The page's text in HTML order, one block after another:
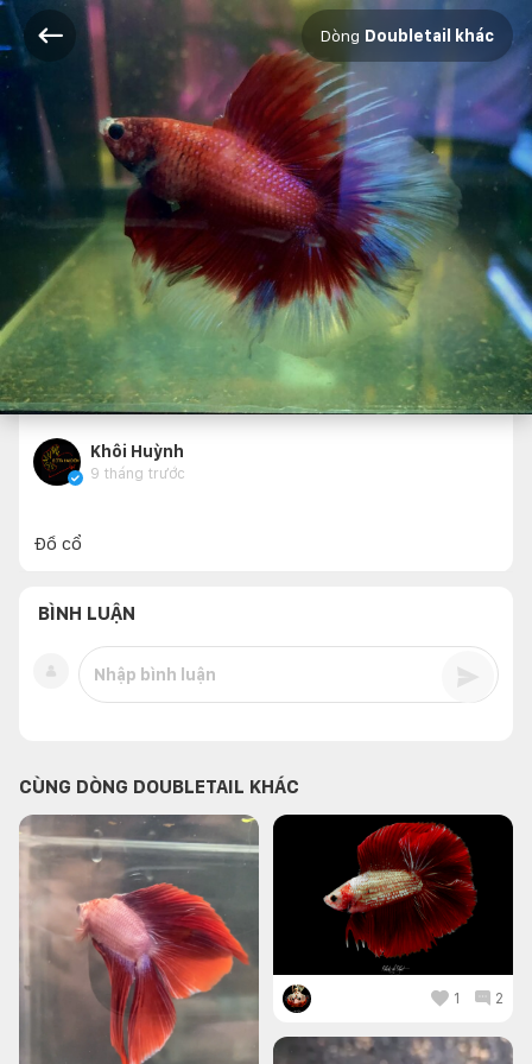
Dòng Doubletail khác
Khôi Huỳnh
9 tháng trước
BÌNH LUẬN
CÙNG DÒNG DOUBLETAIL KHÁC
1 2